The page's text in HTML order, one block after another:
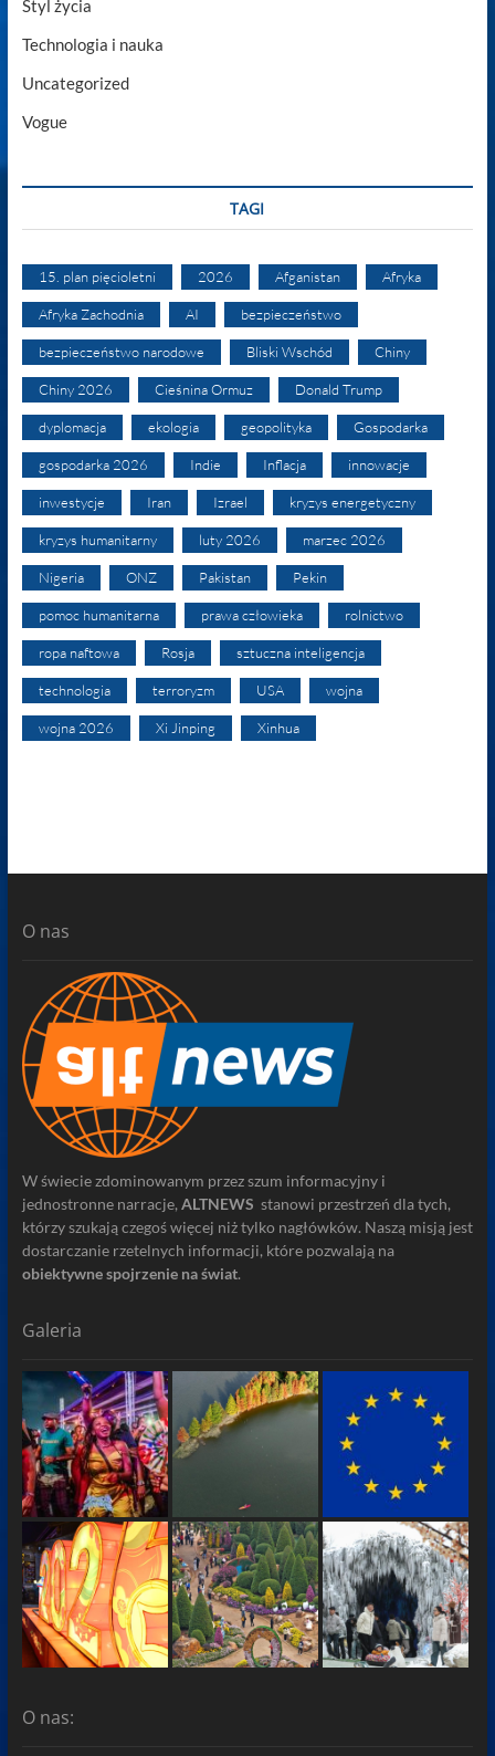
Styl życia
Technologia i nauka
Uncategorized
Vogue
TAGI
15. plan pięcioletni 2026 Afganistan Afryka
Afryka Zachodnia AI bezpieczeństwo
bezpieczeństwo narodowe Bliski Wschód Chiny
Chiny 2026 Cieśnina Ormuz Donald Trump
dyplomacja ekologia geopolityka Gospodarka
gospodarka 2026 Indie Inflacja innowacje
inwestycje Iran Izrael kryzys energetyczny
kryzys humanitarny luty 2026 marzec 2026
Nigeria ONZ Pakistan Pekin
pomoc humanitarna prawa człowieka rolnictwo
ropa naftowa Rosja sztuczna inteligencja
technologia terroryzm USA wojna
wojna 2026 Xi Jinping Xinhua
O nas
W świecie zdominowanym przez szum informacyjny i
jednostronne narracje, ALTNEWS stanowi przestrzeń dla tych,
którzy szukają czegoś więcej niż tylko nagłówków. Naszą misją jest
dostarczanie rzetelnych informacji, które pozwalają na
obiektywne spojrzenie na świat.
Galeria
O nas: